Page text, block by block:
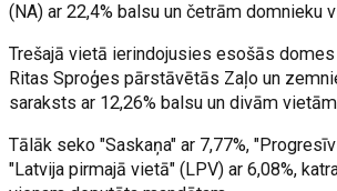
(NA) ar 22,4% balsu un četrām domnieku
Trešajā vietā ierindojusies esošās
Ritas Sproģes pārstāvētās Zaļo un
saraksts ar 12,26% balsu un divām
Tālāk seko "Saskaņa" ar 7,77%,
"Latvija pirmajā vietā" (LPV) ar 6,08%,